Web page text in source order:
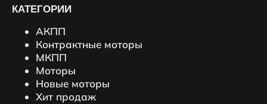
КАТЕГОРИИ
АКПП
Контрактные моторы
МКПП
Моторы
Новые моторы
Хит продаж